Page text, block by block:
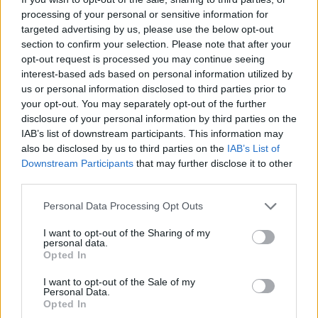
processing of your personal or sensitive information for
targeted advertising by us, please use the below opt-out
section to confirm your selection. Please note that after your
opt-out request is processed you may continue seeing
interest-based ads based on personal information utilized by
us or personal information disclosed to third parties prior to
your opt-out. You may separately opt-out of the further
disclosure of your personal information by third parties on the
IAB’s list of downstream participants. This information may
also be disclosed by us to third parties on the IAB’s List of
Downstream Participants that may further disclose it to other
Please note that this website/app uses one or more Google
not limited to your visit or usage behaviour. You may click to
grant or deny consent to Google and its third-party tags to
use your data for below specified purposes in below Google
consent section.
Personal Data Processing Opt Outs
I want to opt-out of the Sharing of my
personal data.
Opted In
I want to opt-out of the Sale of my
Personal Data.
Opted In
SEGUICI SU TWITTER
LA RAGGI PARLA DEL CAPODANNO A ROMA
POTREBBE INTERESSARTI
Profumerie Douglas verso la
chiusura: lavoratori in ginocchio.
Ma è davvero crisi?
5 anni fa
Primark sbarca a Roma: il brand
6 anni fa
Precedente
PARMA ROMA
Striscioni nelle due
curve per Daniele
Musica Venditti fa
il bis a Roma: le